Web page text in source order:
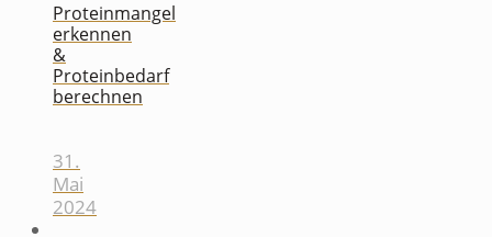
Proteinmangel
erkennen
&
Proteinbedarf
berechnen
31.
Mai
2024